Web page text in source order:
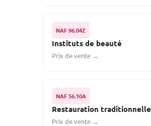
NAF 96.04Z
Instituts de beauté
Prix de vente →
NAF 56.10A
Restauration traditionnelle
Prix de vente →